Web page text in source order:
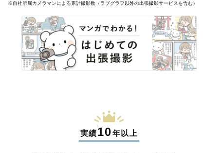
※自社所属カメラマンによる累計撮影数（ラブグラフ以外の出張撮影サービスを含む）
実績10年以上